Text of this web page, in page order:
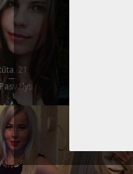
21
—